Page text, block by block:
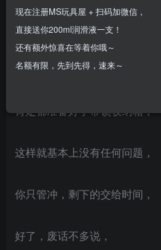
有人问我，放这么大个在宿舍，
会不会社死，那怕什么，
肯定都准备好了带锁收纳箱，
这样就基本上没有任何问题，
你只管冲，剩下的交给时间，
好了，废话不多说，
现在注册MS玩具屋 + 扫码加微信，
直接送你200ml润滑液一支！
还有额外惊喜在等着你哦～
名额有限，先到先得，速来～